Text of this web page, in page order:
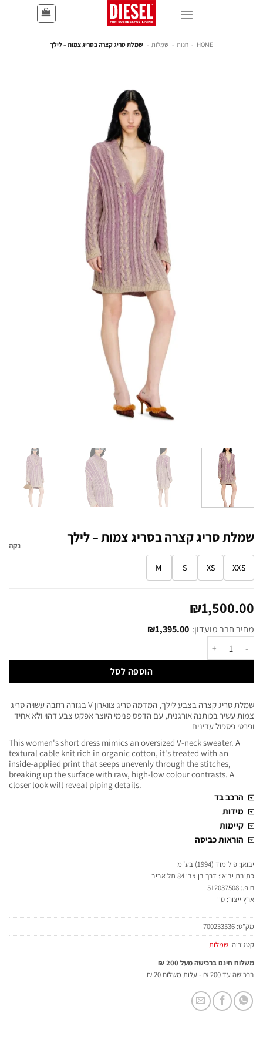
HOME
- חנות - שמלות - שמלת סריג קצרה בסריג צמות – לילך
שמלת סריג קצרה בסריג צמות – לילך
XXS
XS
S
M
נקה
₪1,500.00
מחיר חבר מועדון: ₪1,395.00
הוספה לסל
שמלת סריג קצרה בצבע לילך, המדמה סריג צווארון V בגזרה רחבה עשויה סריג
צמות עשיר בכותנה אורגנית, עם הדפס פנימי היוצר אפקט צבע דהוי ולא אחיד
ופרטי פספול עדינים
This women's short dress mimics an oversized V-neck sweater. A
textural cable knit rich in organic cotton, it's treated with an
inside-applied print that seeps unevenly through the stitches,
breaking up the surface with raw, high-low colour contrasts. A
closer look will reveal piping details.
הרכב בד
מידות
קיימות
הוראות כביסה
יבואן: פולימוד (1994) בע"מ
כתובת יבואן: דרך בן צבי 84 תל אביב
ח.פ.: 512037508
ארץ ייצור: סין
מק"ט: 700233536
קטגוריה: שמלות
משלוח חינם ברכישה מעל 200 ₪
ברכישה עד 200 ₪ - עלות משלוח 20 ₪.